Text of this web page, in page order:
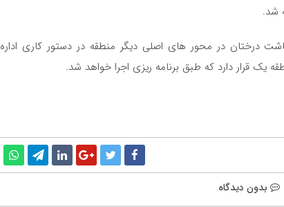
شد.
درختان در محور های اصلی دیگر منطقه در دستور کاری اداره
قرار دارد که طبق برنامه ریزی اجرا خواهد شد.
بدون دیدگاه